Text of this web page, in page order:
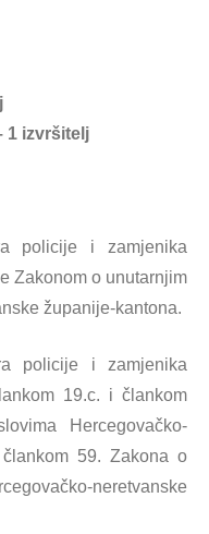
1 izvršitelj
policije i zamjenika
Zakonom o unutarnjim
županije-kantona.
policije i zamjenika
19.c. i člankom
Hercegovačko-
59. Zakona o
neretvanske